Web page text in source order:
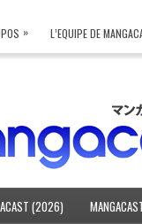
» L’EQUIPE DE
(2026)